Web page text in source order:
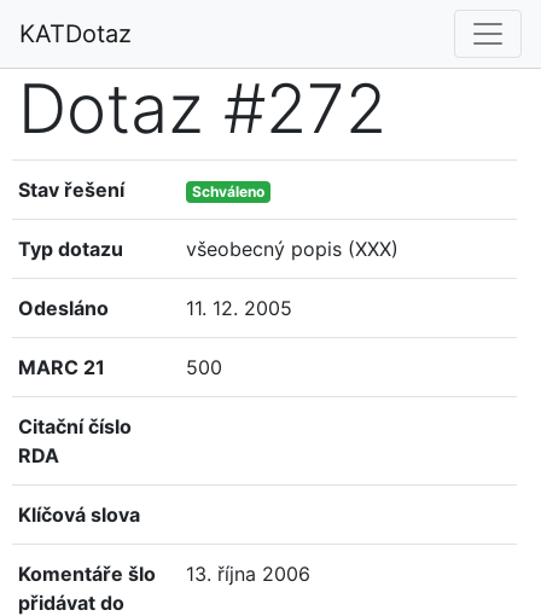
KATDotaz
Dotaz #272
Stav řešení Schváleno
Typ dotazu všeobecný popis (XXX)
Odesláno 11. 12. 2005
MARC 21 500
Citační číslo
RDA
Klíčová slova
Komentáře šlo
přidávat do
13. října 2006